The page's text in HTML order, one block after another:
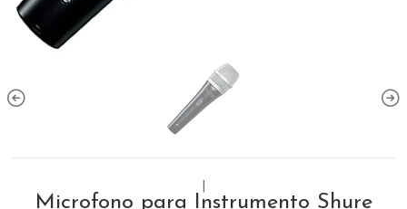
Microfono para Instrumento Shure